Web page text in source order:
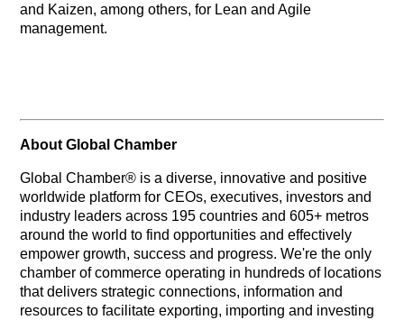
and Kaizen, among others, for Lean and Agile
management.
About Global Chamber
Global Chamber® is a diverse, innovative and positive
worldwide platform for CEOs, executives, investors and
industry leaders across 195 countries and 605+ metros
around the world to find opportunities and effectively
empower growth, success and progress. We're the only
chamber of commerce operating in hundreds of locations
that delivers strategic connections, information and
resources to facilitate exporting, importing and investing